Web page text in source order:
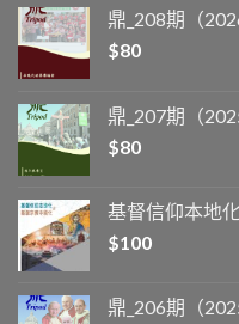
鼎_208期（
$80
鼎_207期（
$80
基督信仰本地
$100
鼎_206期（